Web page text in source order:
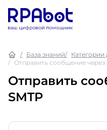
База знаний Категории
Отправить сообщение через
Отправить
SMTP